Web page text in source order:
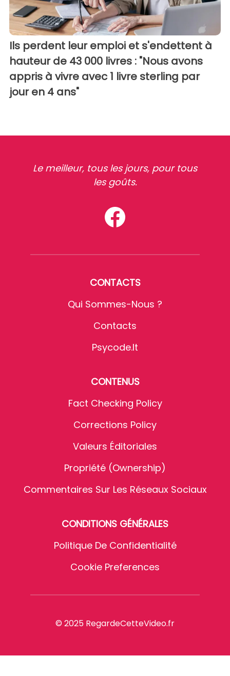
Ils perdent leur emploi et s'endettent à
hauteur de 43 000 livres : "Nous avons
appris à vivre avec 1 livre sterling par
jour en 4 ans"
Le meilleur, tous les jours, pour tous
les goûts.
CONTACTS
Qui Sommes-Nous ?
Contacts
Psycode.it
CONTENUS
Fact Checking Policy
Corrections Policy
Valeurs Éditoriales
Propriété (Ownership)
Commentaires Sur Les Réseaux Sociaux
CONDITIONS GÉNÉRALES
Politique De Confidentialité
Cookie Preferences
© 2025 RegardeCetteVideo.fr